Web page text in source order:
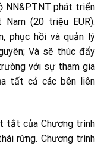
NN&PTNT phát triển
(20 triệu EUR).
phục hồi và quản lý
Và sẽ thúc đẩy
với sự tham gia
tất cả các bên liên
tắt của Chương trình
rừng. Chương trình